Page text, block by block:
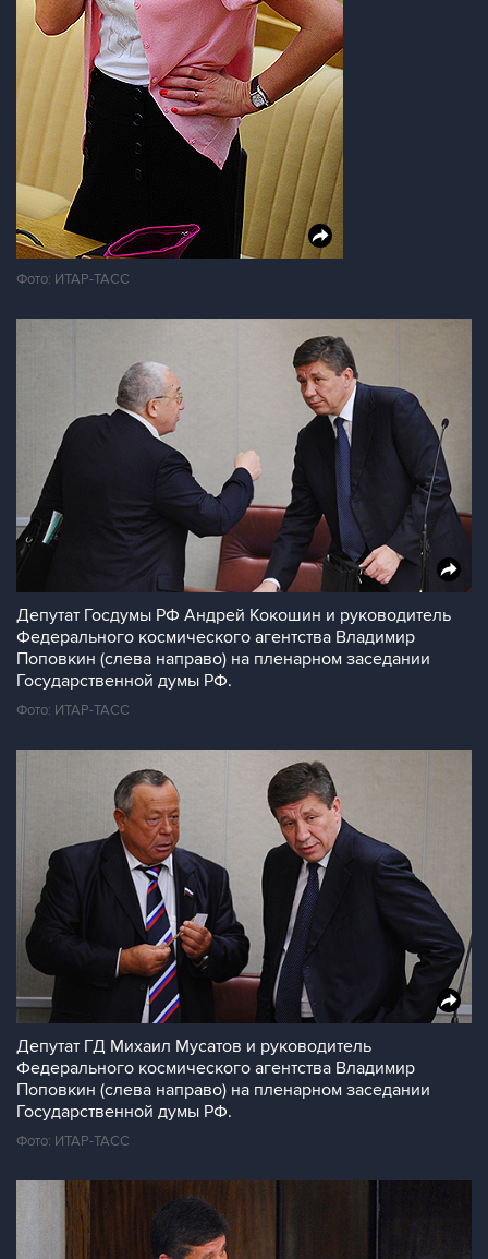
Фото: ИТАР-ТАСС
Депутат Госдумы РФ Андрей Кокошин и руководитель
Федерального космического агентства Владимир
Поповкин (слева направо) на пленарном заседании
Государственной думы РФ.
Фото: ИТАР-ТАСС
Депутат ГД Михаил Мусатов и руководитель
Федерального космического агентства Владимир
Поповкин (слева направо) на пленарном заседании
Государственной думы РФ.
Фото: ИТАР-ТАСС